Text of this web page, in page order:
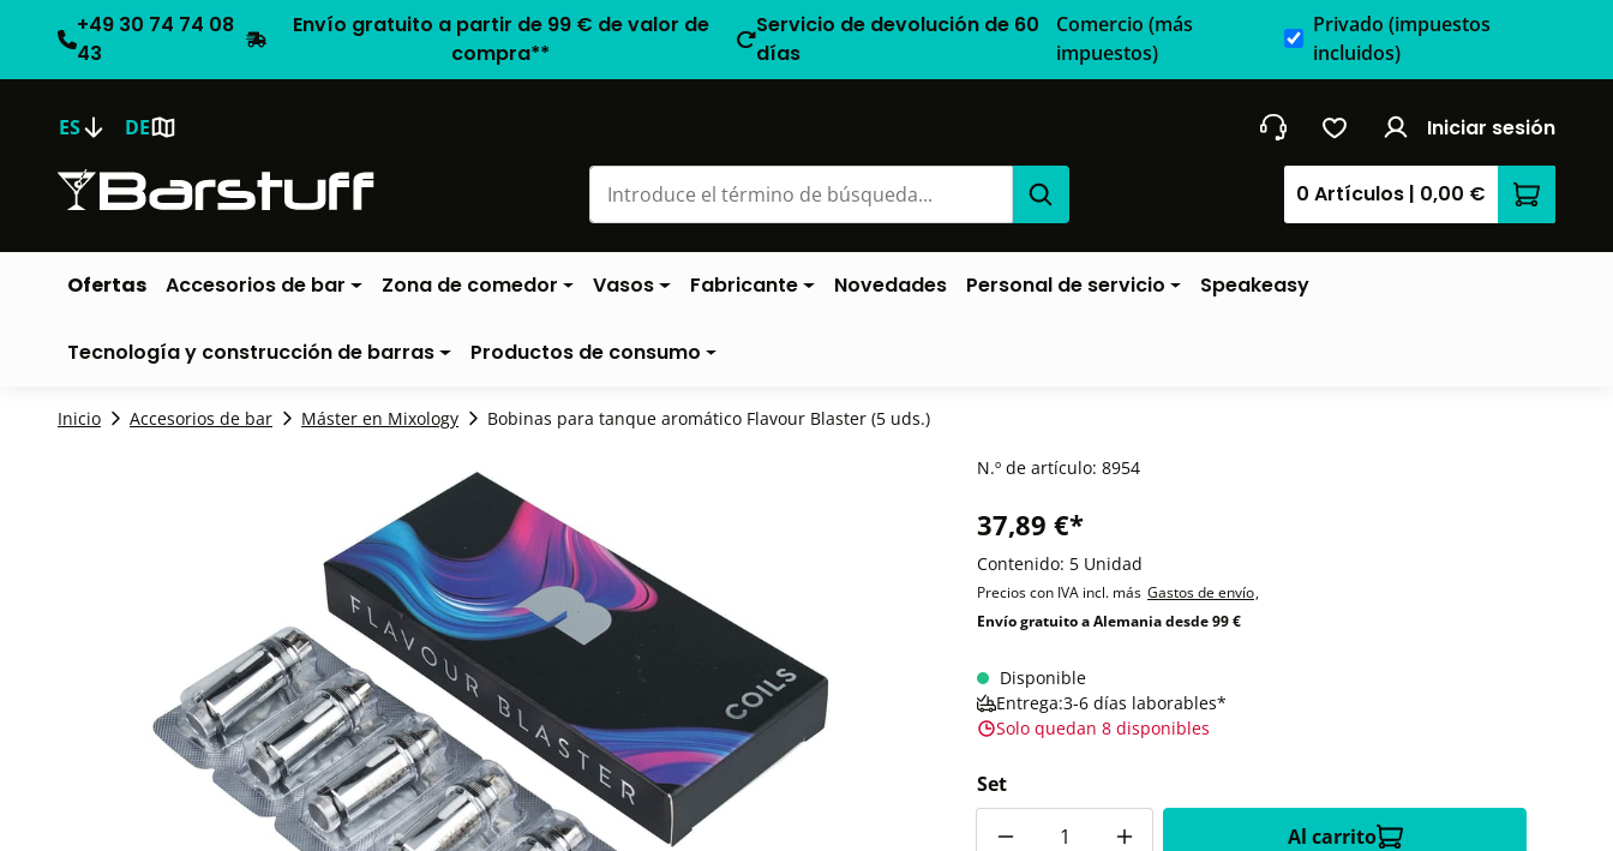
+49 30 74 74 08
43
Envío gratuito a partir de 99 € de valor de
compra**
Servicio de devolución de 60
días
Comercio (más
impuestos)
Privado (impuestos
incluidos)
ES DE Iniciar sesión
0 Artículos | 0,00 € El
Ofertas Accesorios de bar Zona de comedor Vasos Fabricante Novedades Personal de servicio Speakeasy
Tecnología y construcción de barras Productos de consumo
Inicio Accesorios de bar Máster en Mixology Bobinas para tanque aromático Flavour Blaster (5 uds.)
N.º de artículo: 8954
37,89 €*
Contenido: 5 Unidad
Precios con IVA incl. más Gastos de envío,
Envío gratuito a Alemania desde 99 €
Disponible
Entrega:3-6 días laborables*
Solo quedan 8 disponibles
Set
Al carrito